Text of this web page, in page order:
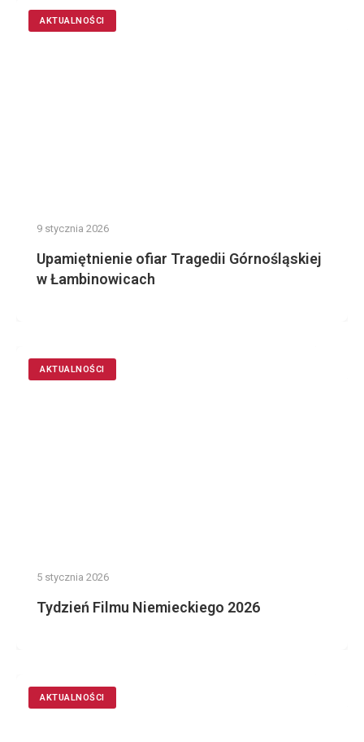
AKTUALNOŚCI
9 stycznia 2026
Upamiętnienie ofiar Tragedii Górnośląskiej
w Łambinowicach
AKTUALNOŚCI
5 stycznia 2026
Tydzień Filmu Niemieckiego 2026
AKTUALNOŚCI